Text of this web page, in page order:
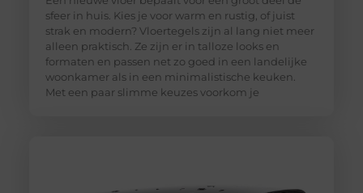
sfeer in huis. Kies je voor warm en rustig, of juist
strak en modern? Vloertegels zijn al lang niet meer
alleen praktisch. Ze zijn er in talloze looks en
formaten en passen net zo goed in een landelijke
woonkamer als in een minimalistische keuken.
Met een paar slimme keuzes voorkom je